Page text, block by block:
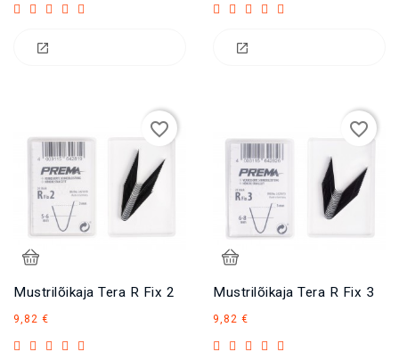
Mustrilõikaja Tera R Fix 2
9,82 €
favorite_border
Mustrilõikaja Tera R Fix 3
9,82 €
favorite_border